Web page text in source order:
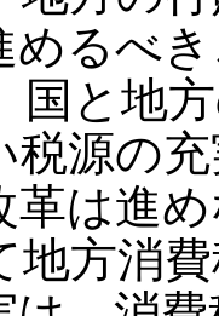
めるべ
国と地
税源の
革は進
地方消